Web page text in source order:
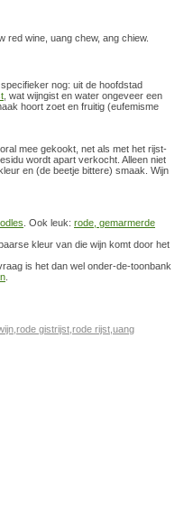
red wine, uang chew, ang chiew.
nog: uit de hoofdstad
, wat wijngist en water ongeveer een
hoort zoet en fruitig (eufemisme
mee gekookt, net als met het rijst-
wordt apart verkocht. Alleen niet
en (de beetje bittere) smaak. Wijn
. Ook leuk: rode, gemarmerde
kleur van die wijn komt door het
is het dan wel onder-de-toonbank
rode gistrijst rode rijst uang